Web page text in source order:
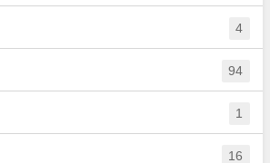
4
94
1
16